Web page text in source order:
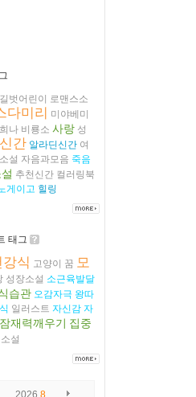
길벗어린이 로맨스소
다미리 미야베미
나 비룡소 사랑 성
신간 알라딘신간 여
설 자음과모음 죽음
추천신간 컬러링북
게이고 힐링
태그
강식 고양이 꿈 모
성장소설 소근육발달
습관 오감자극 왕따
일러스트 자신감 자
잠재력깨우기 집중
설
2026 8